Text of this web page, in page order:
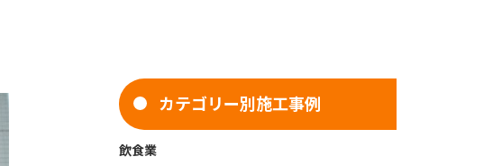
カテゴリー別施工事例
飲食業